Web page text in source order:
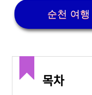
순천 여
목차